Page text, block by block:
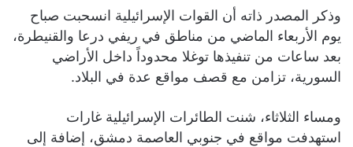
وذكر المصدر ذاته أن القوات الإسرائيلية انسحبت صباح
يوم الأربعاء الماضي من مناطق في ريفي درعا والقنيطرة،
بعد ساعات من تنفيذها توغلا محدوداً داخل الأراضي
السورية، تزامن مع قصف مواقع عدة في البلاد.
ومساء الثلاثاء، شنت الطائرات الإسرائيلية غارات
استهدفت مواقع في جنوبي العاصمة دمشق، إضافة إلى